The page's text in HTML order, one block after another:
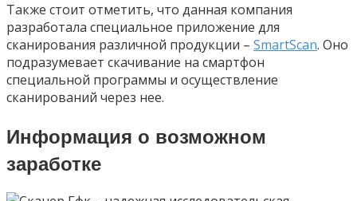
Также стоит отметить, что данная компания
разработала специальное приложение для
сканирования различной продукции – SmartScan. Оно
подразумевает скачивание на смартфон
специальной программы и осуществление
сканирований через нее.
Информация о возможном
заработке